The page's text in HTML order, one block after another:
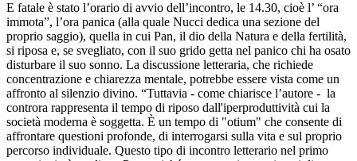
E fatale è stato l’orario di avvio dell’incontro, le 14.30, cioè l’ “ora
immota”, l’ora panica (alla quale Nucci dedica una sezione del
proprio saggio), quella in cui Pan, il dio della Natura e della fertilità,
si riposa e, se svegliato, con il suo grido getta nel panico chi ha osato
disturbare il suo sonno. La discussione letteraria, che richiede
concentrazione e chiarezza mentale, potrebbe essere vista come un
affronto al silenzio divino. “Tuttavia - come chiarisce l’autore - la
controra rappresenta il tempo di riposo dall'iperproduttività cui la
società moderna è soggetta. È un tempo di "otium" che consente di
affrontare questioni profonde, di interrogarsi sulla vita e sul proprio
percorso individuale. Questo tipo di incontro letterario nel primo